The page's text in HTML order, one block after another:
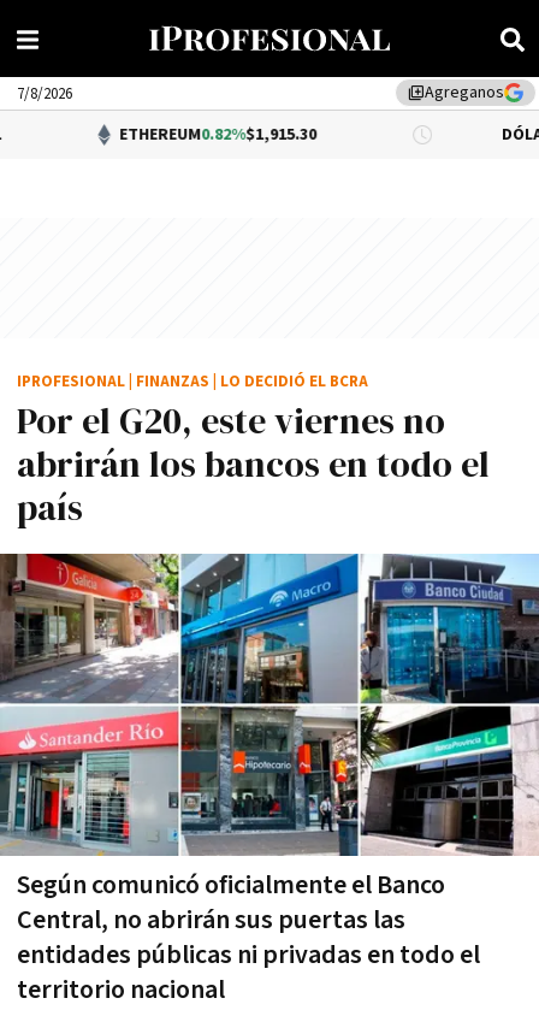
library_addAgreganos
7/8/2026
ETHEREUM 0.82%$1,915.30 DÓLAR BNA
Por el G20, este viernes no
abrirán los bancos en todo el
país
Según comunicó oficialmente el Banco
Central, no abrirán sus puertas las
entidades públicas ni privadas en todo el
territorio nacional
IPROFESIONAL FINANZAS LO DECIDIÓ EL BCRA